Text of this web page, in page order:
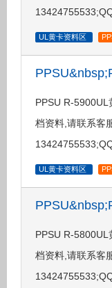
UL黄卡资料区
PPSU R-
档资料,请联系客
UL黄卡资料区
PPSU R-
档资料,请联系客